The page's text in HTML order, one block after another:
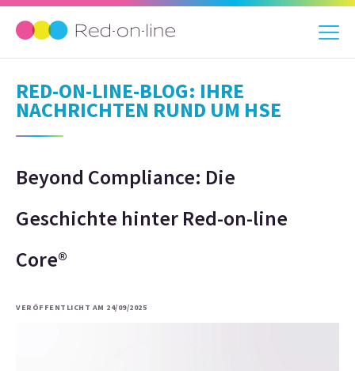
RED-ON-LINE-BLOG: IHRE
NACHRICHTEN RUND UM HSE
Beyond Compliance: Die
Geschichte hinter Red-on-line
Core®
VERÖFFENTLICHT AM 24/09/2025